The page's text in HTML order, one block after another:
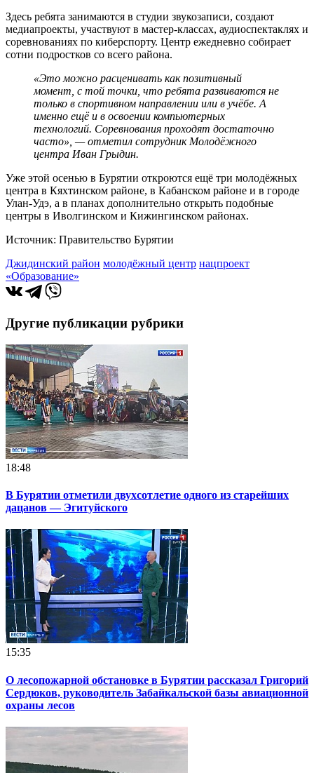
Здесь ребята занимаются в студии звукозаписи, создают
медиапроекты, участвуют в мастер-классах, аудиоспектаклях и
соревнованиях по киберспорту. Центр ежедневно собирает
сотни подростков со всего района.
«Это можно расценивать как позитивный
момент, с той точки, что ребята развиваются не
только в спортивном направлении или в учёбе. А
именно ещё и в освоении компьютерных
технологий. Соревнования проходят достаточно
часто», — отметил сотрудник Молодёжного
центра Иван Грыдин.
Уже этой осенью в Бурятии откроются ещё три молодёжных
центра в Кяхтинском районе, в Кабанском районе и в городе
Улан-Удэ, а в планах дополнительно открыть подобные
центры в Иволгинском и Кижингинском районах.
Источник: Правительство Бурятии
Джидинский район молодёжный центр нацпроект
«Образование»
Другие публикации рубрики
18:48
В Бурятии отметили двухсотлетие одного из старейших
дацанов — Эгитуйского
15:35
О лесопожарной обстановке в Бурятии рассказал Григорий
Сердюков, руководитель Забайкальской базы авиационной
охраны лесов